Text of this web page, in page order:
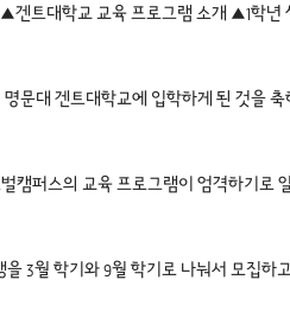
트대학교 교육 프로그램 소개 ▲1학
문대 겐트대학교에 입학하게 된 것을
캠퍼스의 교육 프로그램이 엄격하기로
3월 학기와 9월 학기로 나눠서 모집